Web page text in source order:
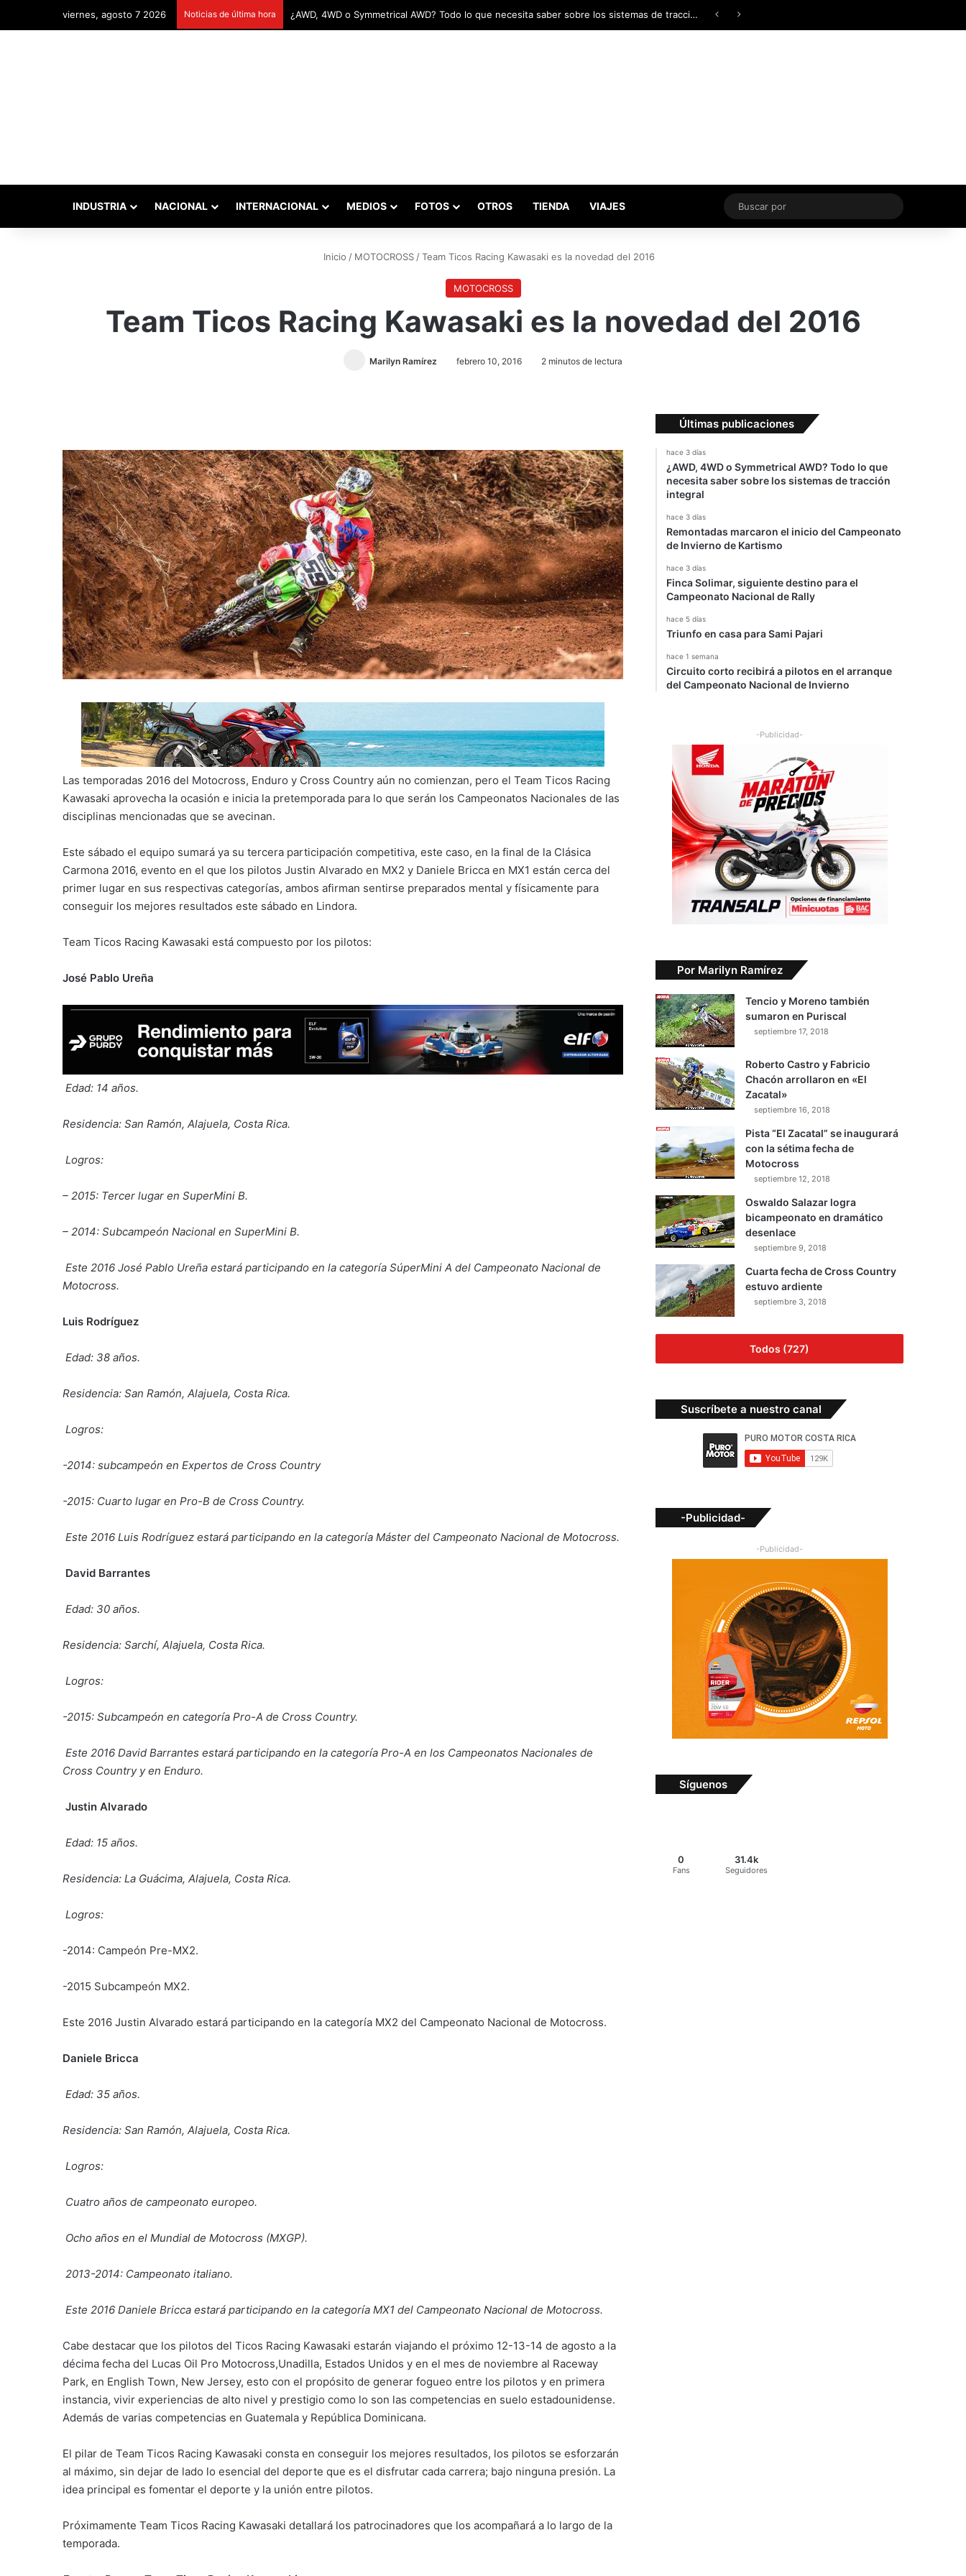
viernes, agosto 7 2026 Noticias de última hora Remontadas marcaron el inicio del Campeonato de Invierno de Kartismo
INDUSTRIA NACIONAL INTERNACIONAL MEDIOS FOTOS OTROS TIENDA VIAJES
Buscar
por
Inicio / MOTOCROSS /Team Ticos Racing Kawasaki es la novedad del 2016
MOTOCROSS
Team Ticos Racing Kawasaki es la novedad del 2016
Marilyn Ramírez febrero 10, 2016 2 minutos de lectura
Las temporadas 2016 del Motocross, Enduro y Cross Country aún no comienzan, pero el Team Ticos Racing
Kawasaki aprovecha la ocasión e inicia la pretemporada para lo que serán los Campeonatos Nacionales de las
disciplinas mencionadas que se avecinan.
Este sábado el equipo sumará ya su tercera participación competitiva, este caso, en la final de la Clásica
Carmona 2016, evento en el que los pilotos Justin Alvarado en MX2 y Daniele Bricca en MX1 están cerca del
primer lugar en sus respectivas categorías, ambos afirman sentirse preparados mental y físicamente para
conseguir los mejores resultados este sábado en Lindora.
Team Ticos Racing Kawasaki está compuesto por los pilotos:
José Pablo Ureña
Edad: 14 años.
Residencia: San Ramón, Alajuela, Costa Rica.
Logros:
– 2015: Tercer lugar en SuperMini B.
– 2014: Subcampeón Nacional en SuperMini B.
Este 2016 José Pablo Ureña estará participando en la categoría SúperMini A del Campeonato Nacional de
Motocross.
Luis Rodríguez
Edad: 38 años.
Residencia: San Ramón, Alajuela, Costa Rica.
Logros:
-2014: subcampeón en Expertos de Cross Country
-2015: Cuarto lugar en Pro-B de Cross Country.
Este 2016 Luis Rodríguez estará participando en la categoría Máster del Campeonato Nacional de Motocross.
David Barrantes
Edad: 30 años.
Residencia: Sarchí, Alajuela, Costa Rica.
Logros:
-2015: Subcampeón en categoría Pro-A de Cross Country.
Este 2016 David Barrantes estará participando en la categoría Pro-A en los Campeonatos Nacionales de
Cross Country y en Enduro.
Justin Alvarado
Edad: 15 años.
Residencia: La Guácima, Alajuela, Costa Rica.
Logros:
-2014: Campeón Pre-MX2.
-2015 Subcampeón MX2.
Este 2016 Justin Alvarado estará participando en la categoría MX2 del Campeonato Nacional de Motocross.
Daniele Bricca
Edad: 35 años.
Residencia: San Ramón, Alajuela, Costa Rica.
Logros:
Cuatro años de campeonato europeo.
Ocho años en el Mundial de Motocross (MXGP).
2013-2014: Campeonato italiano.
Este 2016 Daniele Bricca estará participando en la categoría MX1 del Campeonato Nacional de Motocross.
Cabe destacar que los pilotos del Ticos Racing Kawasaki estarán viajando el próximo 12-13-14 de agosto a la
décima fecha del Lucas Oil Pro Motocross,Unadilla, Estados Unidos y en el mes de noviembre al Raceway
Park, en English Town, New Jersey, esto con el propósito de generar fogueo entre los pilotos y en primera
instancia, vivir experiencias de alto nivel y prestigio como lo son las competencias en suelo estadounidense.
Además de varias competencias en Guatemala y República Dominicana.
El pilar de Team Ticos Racing Kawasaki consta en conseguir los mejores resultados, los pilotos se esforzarán
al máximo, sin dejar de lado lo esencial del deporte que es el disfrutar cada carrera; bajo ninguna presión. La
idea principal es fomentar el deporte y la unión entre pilotos.
Próximamente Team Ticos Racing Kawasaki detallará los patrocinadores que los acompañará a lo largo de la
temporada.
Últimas publicaciones
hace 3 días
¿AWD, 4WD o Symmetrical AWD? Todo lo que
necesita saber sobre los sistemas de tracción
integral
hace 3 días
Remontadas marcaron el inicio del Campeonato
de Invierno de Kartismo
hace 3 días
Finca Solimar, siguiente destino para el
Campeonato Nacional de Rally
hace 5 días
Triunfo en casa para Sami Pajari
hace 1 semana
Circuito corto recibirá a pilotos en el arranque
del Campeonato Nacional de Invierno
-Publicidad-
Por Marilyn Ramírez
Tencio y Moreno también
sumaron en Puriscal
septiembre 17, 2018
Roberto Castro y Fabricio
Chacón arrollaron en «El
Zacatal»
septiembre 16, 2018
Pista “El Zacatal” se inaugurará
con la sétima fecha de
Motocross
septiembre 12, 2018
Oswaldo Salazar logra
bicampeonato en dramático
desenlace
septiembre 9, 2018
Cuarta fecha de Cross Country
estuvo ardiente
septiembre 3, 2018
Todos (727)
Suscríbete a nuestro canal
-Publicidad-
-Publicidad-
Síguenos
0
Fans
31.4k
Seguidores